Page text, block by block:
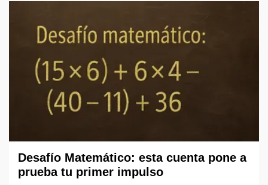
Desafío Matemático: esta cuenta pone a
prueba tu primer impulso